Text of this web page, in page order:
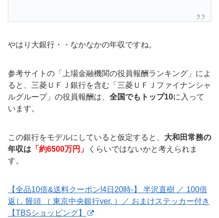
やはり大銀行・・なかなかの年収ですね。
参考サイトの「上場金融機関の役員報酬ランキング」によ
ると、三菱ＵＦＪ銀行を含む「三菱ＵＦＪファイナンシャ
ルグループ」の役員報酬は、 全国でもトップ10に入って
います。
この銀行をモデルにしていると仮定すると、 大和田常務の
年収は 「約6500万円」
くらいではないかと考えられま
す。
【全品10倍&送料クーポン!4日20時-】 半沢直樹 ／ 100倍
返し 饅頭 （ 東京中央銀行ver. ）／ おまけステッカー付き
【TBSショッピング】